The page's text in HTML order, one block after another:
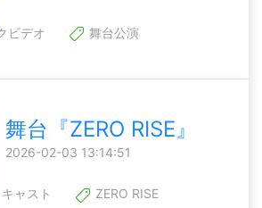
ビデオ
舞台公演
舞台『ZERO RISE』
2026-02-03 13:14:51
キャスト ZERO RISE